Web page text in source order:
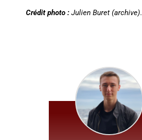
Crédit photo : Julien Buret (archive).